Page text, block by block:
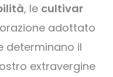
, le cultivar
adottato
determinano il
extravergine